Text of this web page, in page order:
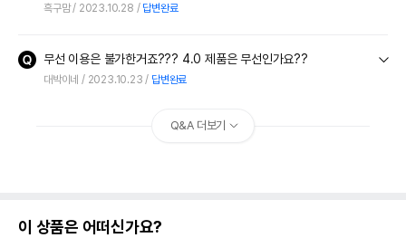
흑구맘 2023.10.28 답변완료
무선 이용은 불가한거죠??? 4.0 제품은 무선인가요??
대박이네 2023.10.23 답변완료
Q&A 더보기
이 상품은 어떠신가요?